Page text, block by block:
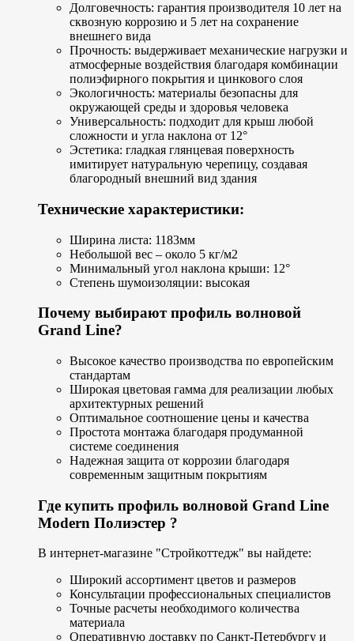
Долговечность: гарантия производителя 10 лет на
сквозную коррозию и 5 лет на сохранение
внешнего вида
Прочность: выдерживает механические нагрузки и
атмосферные воздействия благодаря комбинации
полиэфирного покрытия и цинкового слоя
Экологичность: материалы безопасны для
окружающей среды и здоровья человека
Универсальность: подходит для крыш любой
сложности и угла наклона от 12°
Эстетика: гладкая глянцевая поверхность
имитирует натуральную черепицу, создавая
благородный внешний вид здания
Технические характеристики:
Ширина листа: 1183мм
Небольшой вес – около 5 кг/м2
Минимальный угол наклона крыши: 12°
Степень шумоизоляции: высокая
Почему выбирают профиль волновой
Grand Line?
Высокое качество производства по европейским
стандартам
Широкая цветовая гамма для реализации любых
архитектурных решений
Оптимальное соотношение цены и качества
Простота монтажа благодаря продуманной
системе соединения
Надежная защита от коррозии благодаря
современным защитным покрытиям
Где купить профиль волновой Grand Line
Modern Полиэстер ?
В интернет-магазине "Стройкоттедж" вы найдете:
Широкий ассортимент цветов и размеров
Консультации профессиональных специалистов
Точные расчеты необходимого количества
материала
Оперативную доставку по Санкт-Петербургу и